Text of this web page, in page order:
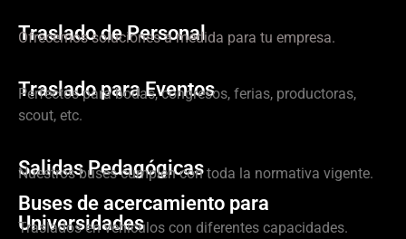
Traslado de Personal
Ofrecemos soluciones a medida para tu empresa.
Traslado para Eventos
Perfectos para bodas, congresos, ferias, productoras,
scout, etc.
Salidas Pedagógicas
Nuestros buses cumplen con toda la normativa vigente.
Buses de acercamiento para
Universidades
Traslados en vehículos con diferentes capacidades.